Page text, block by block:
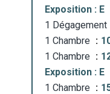
Exposition : E
1 Dégagement
1 Chambre
1 Chambre
Exposition : E
1 Chambre